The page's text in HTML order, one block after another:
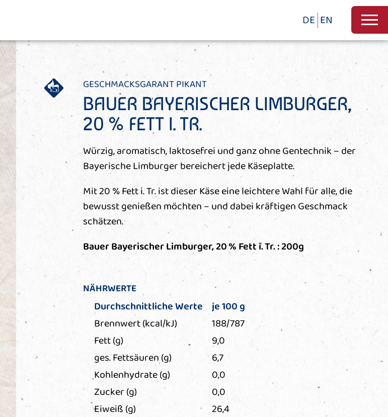
DE EN
GESCHMACKSGARANT PIKANT
BAUER BAYERISCHER LIMBURGER,
20 % FETT I. TR.
Würzig, aromatisch, laktosefrei und ganz ohne Gentechnik – der
Bayerische Limburger bereichert jede Käseplatte.
Mit 20 % Fett i. Tr. ist dieser Käse eine leichtere Wahl für alle, die
bewusst genießen möchten – und dabei kräftigen Geschmack
schätzen.
Bauer Bayerischer Limburger, 20 % Fett i. Tr. : 200g
NÄHRWERTE
Durchschnittliche Werte je 100 g
Brennwert (kcal/kJ)
188/787
Fett (g)
9,0
ges. Fettsäuren (g)
6,7
Kohlenhydrate (g)
0,0
Zucker (g)
0,0
Eiweiß (g)
26,4